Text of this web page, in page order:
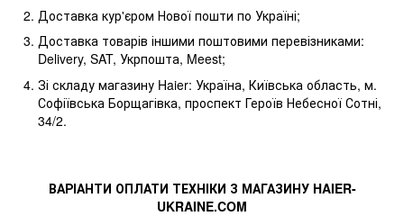
Доставка кур'єром Нової пошти по Україні;
Доставка товарів іншими поштовими перевізниками:
Delivery, SAT, Укрпошта, Meest;
Зі складу магазину Haier: Україна, Київська область, м.
Софіївська Борщагівка, проспект Героїв Небесної Сотні,
34/2.
ВАРІАНТИ ОПЛАТИ ТЕХНІКИ З МАГАЗИНУ HAIER-
UKRAINE.COM